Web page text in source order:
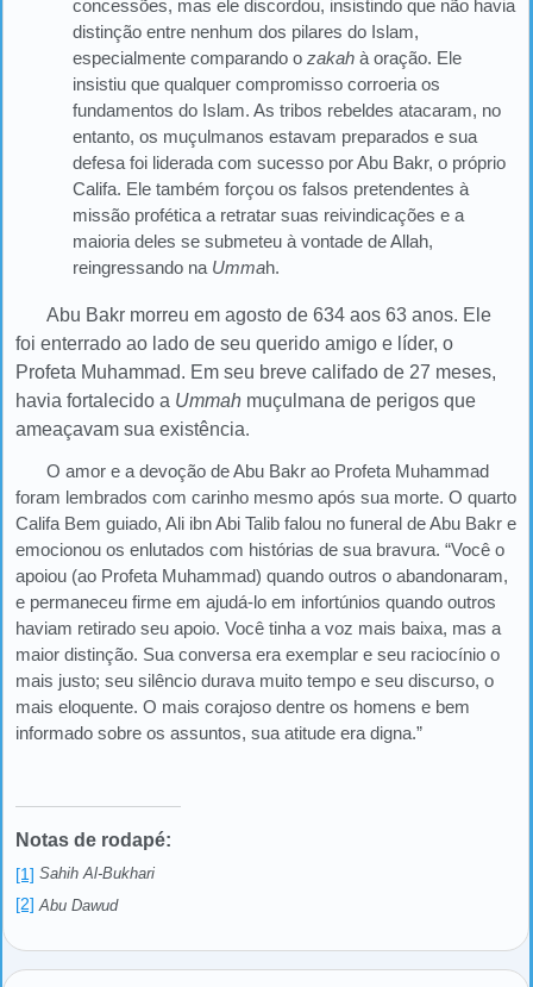
concessões, mas ele discordou, insistindo que não havia
distinção entre nenhum dos pilares do Islam,
especialmente comparando o zakah à oração. Ele
insistiu que qualquer compromisso corroeria os
fundamentos do Islam. As tribos rebeldes atacaram, no
entanto, os muçulmanos estavam preparados e sua
defesa foi liderada com sucesso por Abu Bakr, o próprio
Califa. Ele também forçou os falsos pretendentes à
missão profética a retratar suas reivindicações e a
maioria deles se submeteu à vontade de Allah,
reingressando na Ummah.
Abu Bakr morreu em agosto de 634 aos 63 anos. Ele
foi enterrado ao lado de seu querido amigo e líder, o
Profeta Muhammad. Em seu breve califado de 27 meses,
havia fortalecido a Ummah muçulmana de perigos que
ameaçavam sua existência.
O amor e a devoção de Abu Bakr ao Profeta Muhammad
foram lembrados com carinho mesmo após sua morte. O quarto
Califa Bem guiado, Ali ibn Abi Talib falou no funeral de Abu Bakr e
emocionou os enlutados com histórias de sua bravura. “Você o
apoiou (ao Profeta Muhammad) quando outros o abandonaram,
e permaneceu firme em ajudá-lo em infortúnios quando outros
haviam retirado seu apoio. Você tinha a voz mais baixa, mas a
maior distinção. Sua conversa era exemplar e seu raciocínio o
mais justo; seu silêncio durava muito tempo e seu discurso, o
mais eloquente. O mais corajoso dentre os homens e bem
informado sobre os assuntos, sua atitude era digna.”
Notas de rodapé:
[1] Sahih Al-Bukhari
[2] Abu Dawud